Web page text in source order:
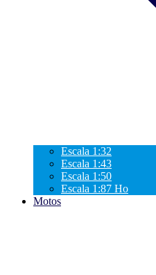
Escala 1:32
Escala 1:43
Escala 1:50
Escala 1:87 Ho
Motos